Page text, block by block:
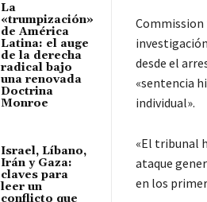
La
«trumpización»
de América
Latina: el auge
de la derecha
radical bajo
una renovada
Doctrina
Monroe
Israel, Líbano,
Irán y Gaza:
claves para
leer un
conflicto que
Commission
desde el
«sentencia
individual».
«El tribunal
ataque
en los